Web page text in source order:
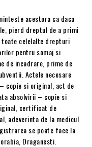
acestora ca daca
pierd dreptul de a primi
toate celelalte drepturi
pentru somaj si
de incadrare, prime de
Actele necesare
copie si original, act de
absolvirii – copie si
certificat de
adeverinta de la medicul
se poate face la
Draganesti.